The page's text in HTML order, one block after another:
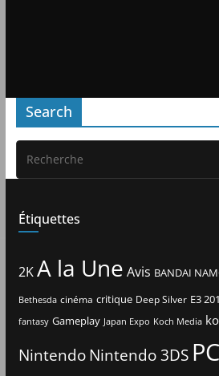
Search
Étiquettes
2KA la Une Avis BANDAI
Bethesda cinéma critique Deep Silver E3
fantasy Gameplay Japan Expo Koch Media
Nintendo Nintendo 3DS PC